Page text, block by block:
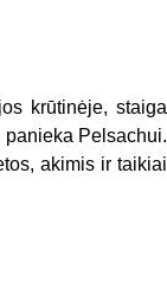
krū­tinėje, staiga
Pelsachui.
akimis ir taikiai